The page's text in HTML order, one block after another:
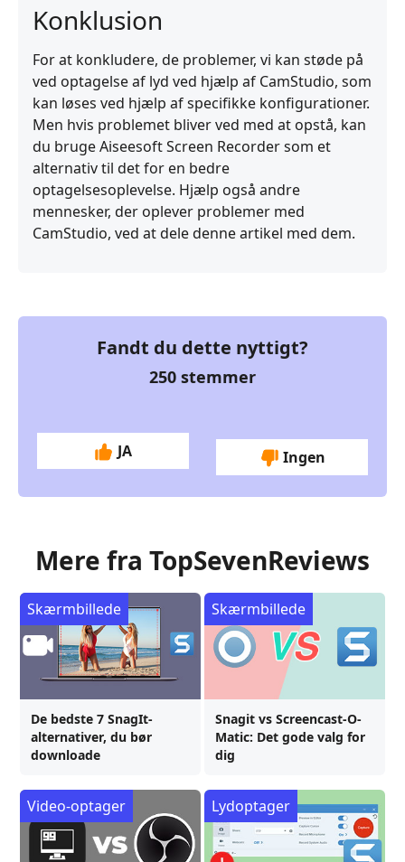
Konklusion
For at konkludere, de problemer, vi kan støde på
ved optagelse af lyd ved hjælp af CamStudio, som
kan løses ved hjælp af specifikke konfigurationer.
Men hvis problemet bliver ved med at opstå, kan
du bruge Aiseesoft Screen Recorder som et
alternativ til det for en bedre
optagelsesoplevelse. Hjælp også andre
mennesker, der oplever problemer med
CamStudio, ved at dele denne artikel med dem.
Fandt du dette nyttigt?
250 stemmer
JA Ingen
Mere fra TopSevenReviews
De bedste 7 SnagIt-
alternativer, du bør
downloade
Skærmbillede
Snagit vs Screencast-O-
Matic: Det gode valg for
dig
Skærmbillede
Video-optager Lydoptager